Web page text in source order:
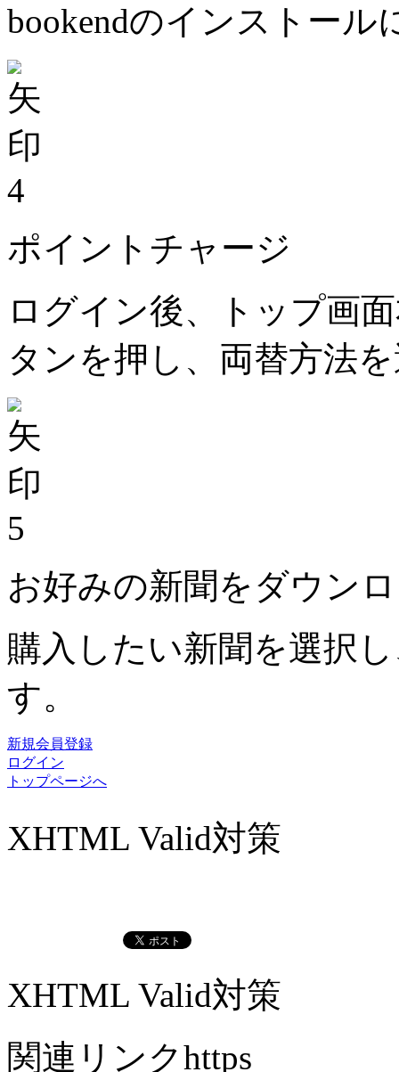
bookendのインストール
4
ポイントチャージ
ログイン後、トップ画
タンを押し、両替方法
5
お好みの新聞をダウン
購入したい新聞を選択
す。
新規会員登録
ログイン
トップページへ
XHTML Valid対策
XHTML Valid対策
関連リンクhttps